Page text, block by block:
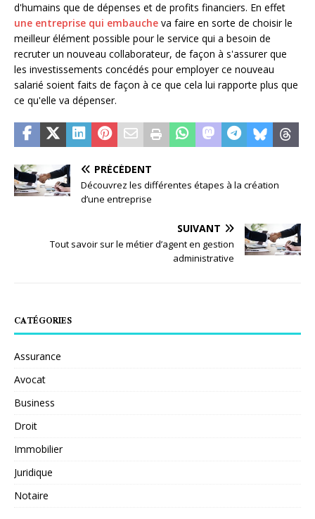
d'humains que de dépenses et de profits financiers. En effet
une entreprise qui embauche va faire en sorte de choisir le
meilleur élément possible pour le service qui a besoin de
recruter un nouveau collaborateur, de façon à s'assurer que
les investissements concédés pour employer ce nouveau
salarié soient faits de façon à ce que cela lui rapporte plus que
ce qu'elle va dépenser.
PRÉCÉDENT
Découvrez les différentes étapes à la création
d’une entreprise
SUIVANT
Tout savoir sur le métier d’agent en gestion
administrative
CATÉGORIES
Assurance
Avocat
Business
Droit
Immobilier
Juridique
Notaire